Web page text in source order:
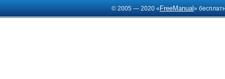
© 2005 — 2020 « FreeManual»